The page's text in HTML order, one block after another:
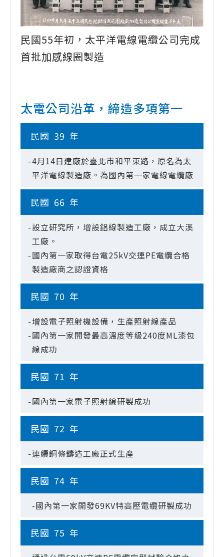
民國55年初，太平洋電線電纜公司完成
首批加感線圈製造
太電公司沿革，締造多項第一
民國 39 年
-4月14日建廠於臺北市和平東路，原名為太
平洋電線製造廠。為國內第一家電線電纜廠
民國 66 年
-設立研究所，增設鋁線製造工廠，成立大溪
工廠。
-國內第一家取得台電25kV交連PE電纜合格
製造廠商之認證資格
民國 70 年
-增設電子照射機設備，生產照射線產品
-國內第一家開發最高溫度等級240度ML漆包
線成功
民國 71 年
-國內第一家電子照射線研製成功
民國 72 年
-連續銅條鑄造工廠正式生產
民國 74 年
-國內第一家開發69KV特高壓電纜研製成功
民國 75 年